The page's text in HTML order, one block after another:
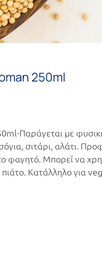
250ml
Παράγεται με
σιτάρι, αλάτι.
φαγητό. Μπορεί να
Κατάλληλο για